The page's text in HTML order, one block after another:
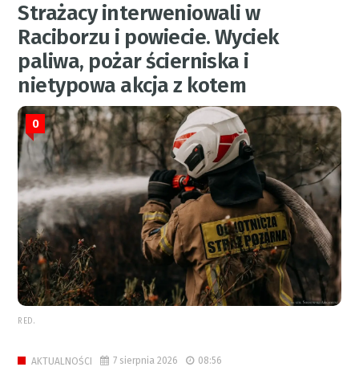
Strażacy interweniowali w
Raciborzu i powiecie. Wyciek
paliwa, pożar ścierniska i
nietypowa akcja z kotem
0
RED.
AKTUALNOŚCI 7 sierpnia 2026 08:56